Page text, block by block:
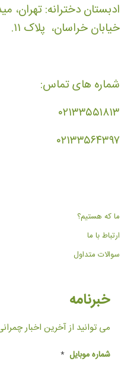
ادبستان دخترانه: تهران،
خیابان خراسان، پلاک ۱۱.
شماره های تماس:
۰۲۱۳۳۵۵۱۸۱۳
۰۲۱۳۳۵۶۴۳۹۷
ما که هستیم؟
ارتباط با ما
سوالات متداول
خبرنامه
می توانید از آخرین اخبار
شماره موبایل *